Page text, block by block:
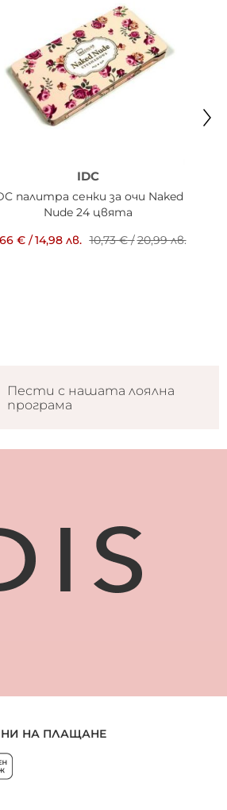
IDC
палитра сенки за очи Naked
Nude 24 цвята
€/14,98 лв. 10,73 €/20,99 лв.
Пести с нашата лоялна
програма
НА ПЛАЩАНЕ